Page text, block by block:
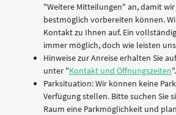
"Weitere Mitteilungen" an, damit
bestmöglich vorbereiten können.
Kontakt zu Ihnen auf. Ein
immer möglich, doch wie leisten
Hinweise zur Anreise erhalten Sie
unter "Kontakt und Öffnungszeiten".
Parksituation: Wir können keine
Verfügung stellen. Bitte suchen Sie
Raum eine Parkmöglichkeit und